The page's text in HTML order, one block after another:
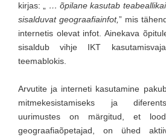
kirjas: „
… õpilane kasutab
sisalduvat geograafiainfot,” mis
internetis olevat infot. Ainekava
sisaldub vihje IKT
teemablokis.
Arvutite ja interneti kasutamine
mitmekesistamiseks ja
uurimustes on märgitud, et
geograafiaõpetajad, on ühed